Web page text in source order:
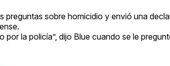
preguntas sobre homicidio y envió una
por la policía”, dijo Blue cuando se le